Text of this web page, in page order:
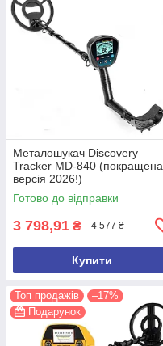
Металошукач Discovery
Tracker MD-840 (покращена
версія 2026!)
Готово до відправки
3 798,91 ₴ 4 577 ₴
Купити
Топ продажів
–17%
Подарунок